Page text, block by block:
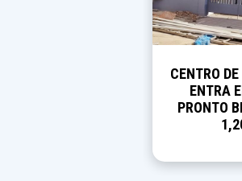
CENTRO
ENTRA
PRONTO